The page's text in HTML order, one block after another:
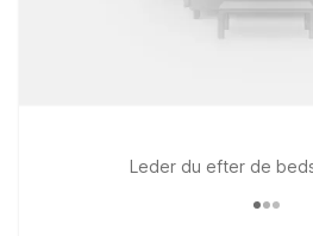
Leder du efter de